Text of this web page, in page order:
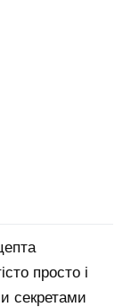
просто і
секретами